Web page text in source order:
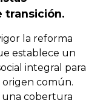
transición.
la reforma
establece un
integral para
origen común.
una cobertura